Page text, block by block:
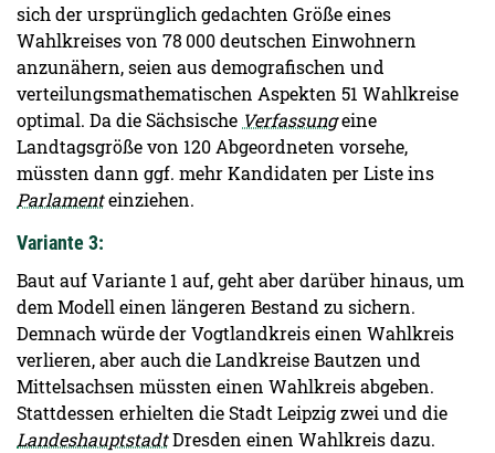
sich der ursprünglich gedachten Größe eines
Wahlkreises von 78 000 deutschen Einwohnern
anzunähern, seien aus demografischen und
verteilungsmathematischen Aspekten 51 Wahlkreise
optimal. Da die Sächsische Verfassungeine
Landtagsgröße von 120 Abgeordneten vorsehe,
müssten dann ggf. mehr Kandidaten per Liste ins
Parlamenteinziehen.
Variante 3:
Baut auf Variante 1 auf, geht aber darüber hinaus, um
dem Modell einen längeren Bestand zu sichern.
Demnach würde der Vogtlandkreis einen Wahlkreis
verlieren, aber auch die Landkreise Bautzen und
Mittelsachsen müssten einen Wahlkreis abgeben.
Stattdessen erhielten die Stadt Leipzig zwei und die
LandeshauptstadtDresden einen Wahlkreis dazu.